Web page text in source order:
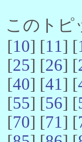
このトピ
[10] [11] [
[25] [26] [
[40] [41] [
[55] [56] [
[70] [71] [